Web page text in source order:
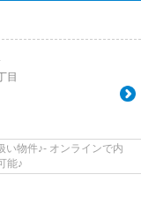
目
い物件♪- オンラインで内
能♪